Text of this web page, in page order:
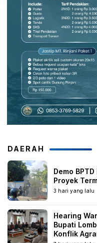
DAERAH
Demo
Proyek
3 hari yang lalu
Hearing
Bupati
Konflik